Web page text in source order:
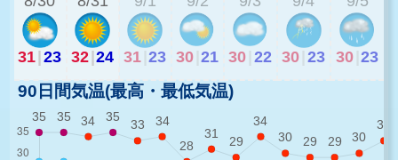
31|23 32|24 31 23 30 21 30 22 30 23 30 23
90日間気温(最高・最低気温)